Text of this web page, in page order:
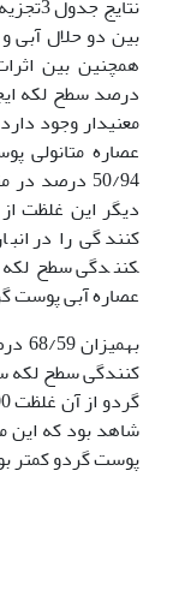
بین دو حلال آبی
همچنین بین
درصد سطح لکه
معنی­دار وجود
50/94
دیگر این غلظت
عصاره آبی پوست
کنندگی سطح لکه
پوست گردو کمتر بود